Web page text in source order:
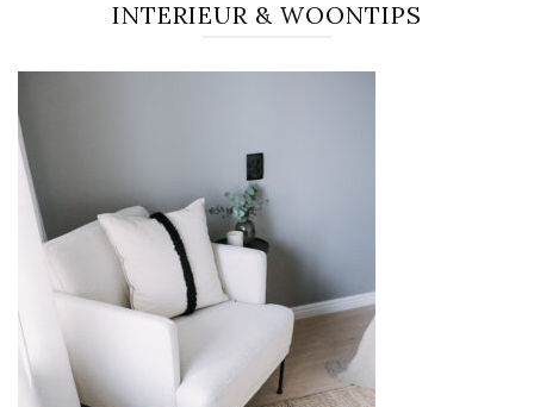
INTERIEUR & WOONTIPS